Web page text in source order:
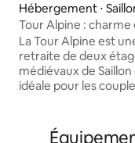
Hébergement ⋅
Tour Alpine :
La Tour Alpine est
retraite de deux
médiévaux de Saillon
idéale pour les
bain moderne. Le